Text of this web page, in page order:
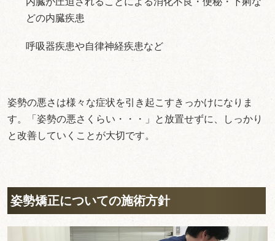
どの内臓疾患
呼吸器疾患や自律神経疾患など
姿勢の悪さは様々な症状を引き起こすきっかけになりま
す。「姿勢の悪さくらい・・・」と放置せずに、しっかり
と改善していくことが大切です。
姿勢矯正についての施術方針